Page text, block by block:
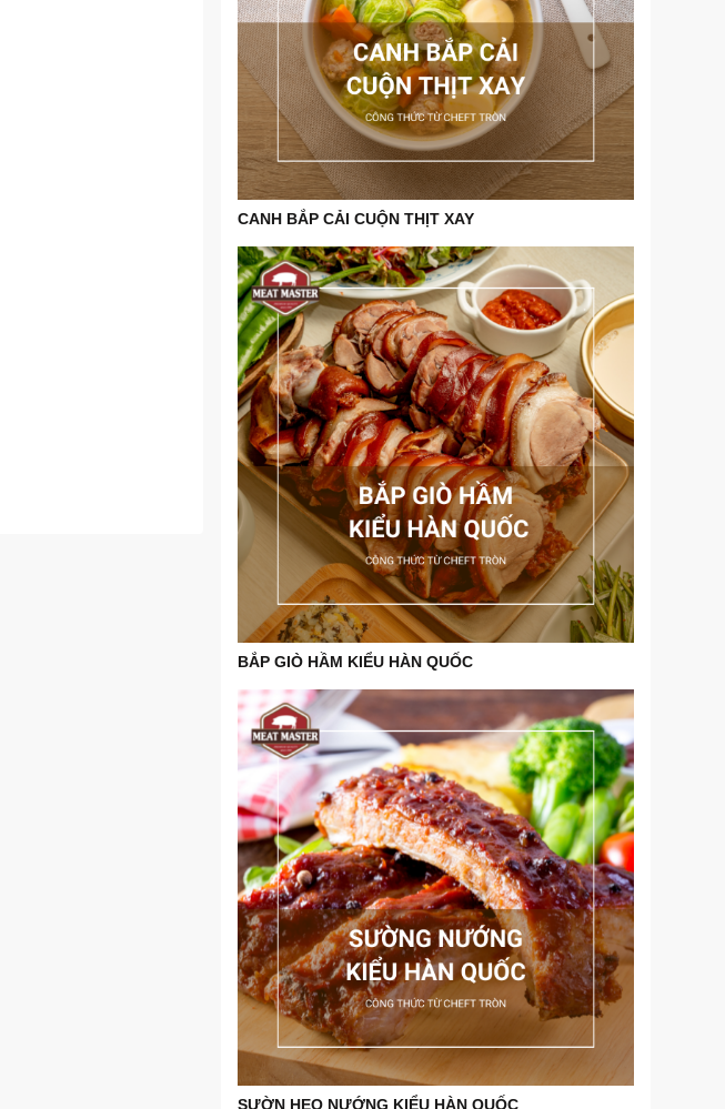
CANH BẮP CẢI CUỘN THỊT XAY
BẮP GIÒ HẦM KIỂU HÀN QUỐC
SƯỜN HEO NƯỚNG KIỂU HÀN QUỐC